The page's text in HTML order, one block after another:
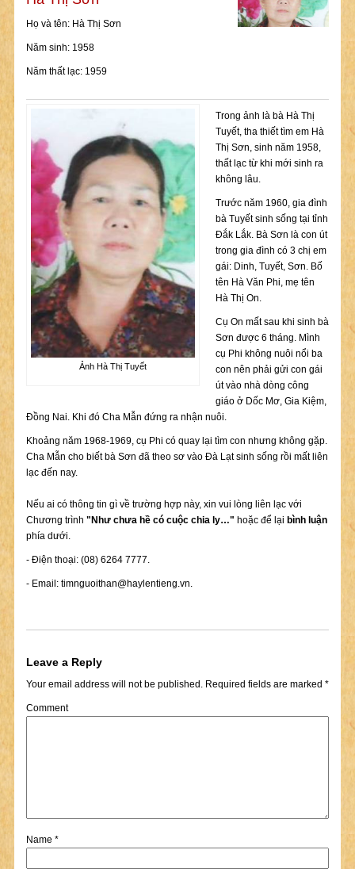
Họ và tên: Hà Thị Sơn
Năm sinh: 1958
Năm thất lạc: 1959
Ảnh Hà Thị Tuyết
Trong ảnh là bà Hà Thị
Tuyết, tha thiết tìm em Hà
Thị Sơn, sinh năm 1958,
thất lạc từ khi mới sinh ra
không lâu.
Trước năm 1960, gia đình
bà Tuyết sinh sống tại tỉnh
Đắk Lắk. Bà Sơn là con út
trong gia đình có 3 chị em
gái: Dinh, Tuyết, Sơn. Bố
tên Hà Văn Phi, mẹ tên
Hà Thị On.
Cụ On mất sau khi sinh bà
Sơn được 6 tháng. Mình
cụ Phi không nuôi nổi ba
con nên phải gửi con gái
út vào nhà dòng công
giáo ở Dốc Mơ, Gia Kiệm,
Đồng Nai. Khi đó Cha Mẫn đứng ra nhận nuôi.
Khoảng năm 1968-1969, cụ Phi có quay lại tìm con nhưng không gặp.
Cha Mẫn cho biết bà Sơn đã theo sơ vào Đà Lạt sinh sống rồi mất liên
lạc đến nay.
Nếu ai có thông tin gì về trường hợp này, xin vui lòng liên lạc với
Chương trình "Như chưa hề có cuộc chia ly…" hoặc để lại bình luận
phía dưới.
- Điện thoại: (08) 6264 7777.
- Email: timnguoithan@haylentieng.vn.
Leave a Reply
Your email address will not be published.Required fields are marked *
Comment
Name *